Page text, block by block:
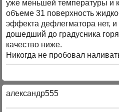
уже меньшей температуры и
объеме 31 поверхность
эффекта дефлегматора нет, и
дошедший до градусника
качество ниже.
Никогда не пробовал
александр555